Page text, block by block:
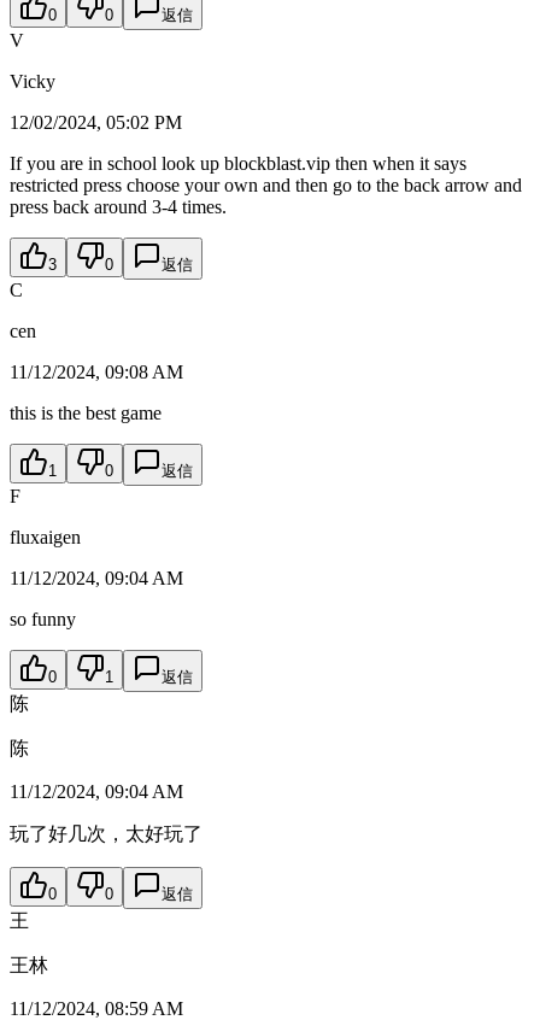
0 0 返信
V
Vicky
12/02/2024, 05:02 PM
If you are in school look up blockblast.vip then when it says
restricted press choose your own and then go to the back arrow and
press back around 3-4 times.
3 0 返信
C
cen
11/12/2024, 09:08 AM
this is the best game
1 0 返信
F
fluxaigen
11/12/2024, 09:04 AM
so funny
0 1 返信
陈
陈
11/12/2024, 09:04 AM
玩了好几次，太好玩了
0 0 返信
王
王林
11/12/2024, 08:59 AM